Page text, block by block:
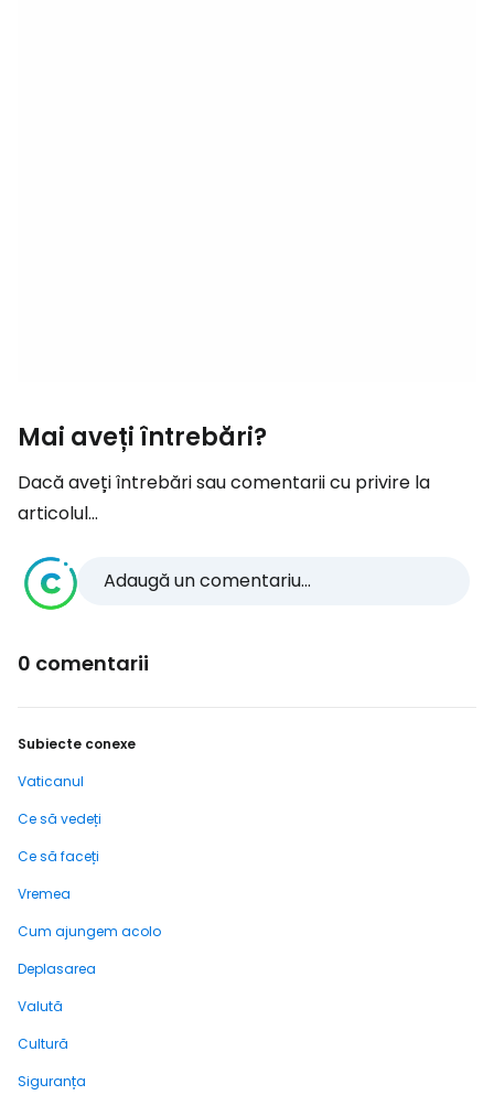
Mai aveți întrebări?
Dacă aveți întrebări sau comentarii cu privire la
articolul...
Adaugă un comentariu...
0 comentarii
Subiecte conexe
Vaticanul
Ce să vedeți
Ce să faceți
Vremea
Cum ajungem acolo
Deplasarea
Valută
Cultură
Siguranța